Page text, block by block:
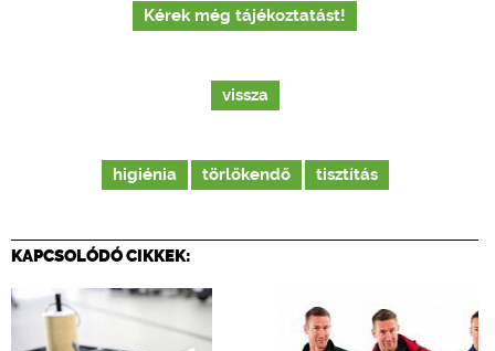
Kérek még tájékoztatást!
vissza
higiénia törlőkendő tisztítás
KAPCSOLÓDÓ CIKKEK: